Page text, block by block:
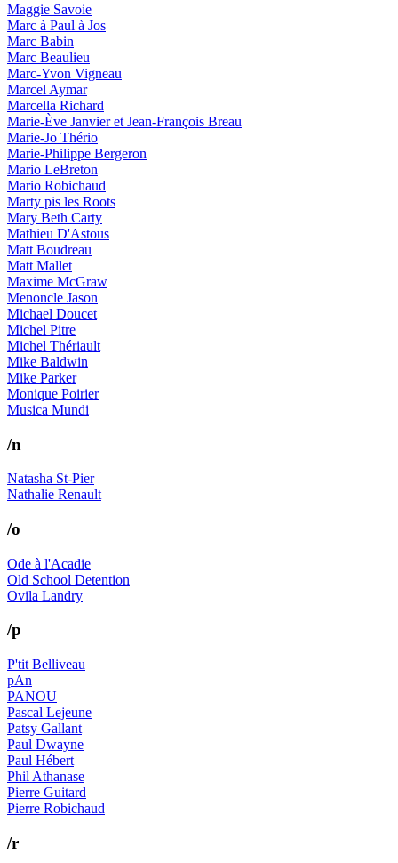
Maggie Savoie
Marc à Paul à Jos
Marc Babin
Marc Beaulieu
Marc-Yvon Vigneau
Marcel Aymar
Marcella Richard
Marie-Ève Janvier et Jean-François Breau
Marie-Jo Thério
Marie-Philippe Bergeron
Mario LeBreton
Mario Robichaud
Marty pis les Roots
Mary Beth Carty
Mathieu D'Astous
Matt Boudreau
Matt Mallet
Maxime McGraw
Menoncle Jason
Michael Doucet
Michel Pitre
Michel Thériault
Mike Baldwin
Mike Parker
Monique Poirier
Musica Mundi
/n
Natasha St-Pier
Nathalie Renault
/o
Ode à l'Acadie
Old School Detention
Ovila Landry
/p
P'tit Belliveau
pAn
PANOU
Pascal Lejeune
Patsy Gallant
Paul Dwayne
Paul Hébert
Phil Athanase
Pierre Guitard
Pierre Robichaud
/r